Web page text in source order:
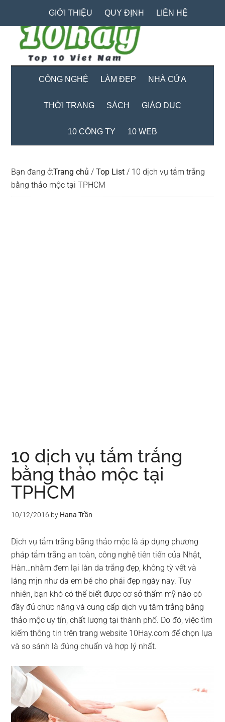
content
secondary
menu
primary
sidebar
GIỚI THIỆU QUY ĐỊNH LIÊN HỆ
CÔNG NGHỆ LÀM ĐẸP NHÀ CỬA
THỜI TRANG SÁCH GIÁO DỤC
10 CÔNG TY 10 WEB
Bạn đang ở:Trang chủ / Top List / 10 dịch vụ tắm trắng
bằng thảo mộc tại TPHCM
10 dịch vụ tắm trắng
bằng thảo mộc tại
TPHCM
10/12/2016 by Hana Trần
Dịch vụ tắm trắng bằng thảo mộc là áp dụng phương
pháp tắm trắng an toàn, công nghệ tiên tiến của Nhật,
Hàn…nhằm đem lại làn da trắng đẹp, không tỳ vết và
láng mịn như da em bé cho phái đẹp ngày nay. Tuy
nhiên, bạn khó có thể biết được cơ sở thẩm mỹ nào có
đầy đủ chức năng và cung cấp dịch vụ tắm trắng bằng
thảo mộc uy tín, chất lượng tại thành phố. Do đó, việc tìm
kiếm thông tin trên trang website 10Hay.com để chọn lựa
và so sánh là đúng chuẩn và hợp lý nhất.